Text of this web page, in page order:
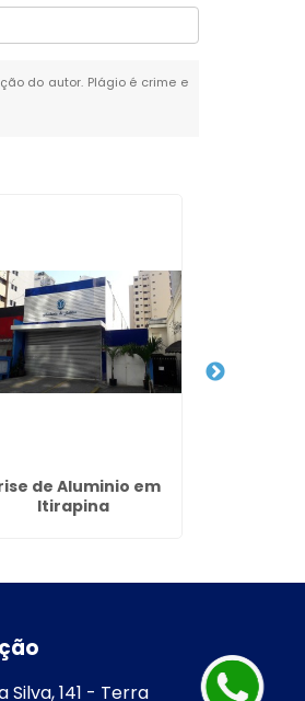
do autor. Plágio é crime e
de Aluminio em
Itirapina
Silva, 141 - Terra